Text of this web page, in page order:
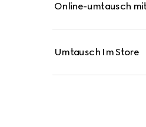
Online-umtausch
Umtausch Im Store